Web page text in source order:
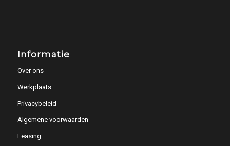
Informatie
Over ons
Werkplaats
Privacybeleid
Algemene voorwaarden
Leasing